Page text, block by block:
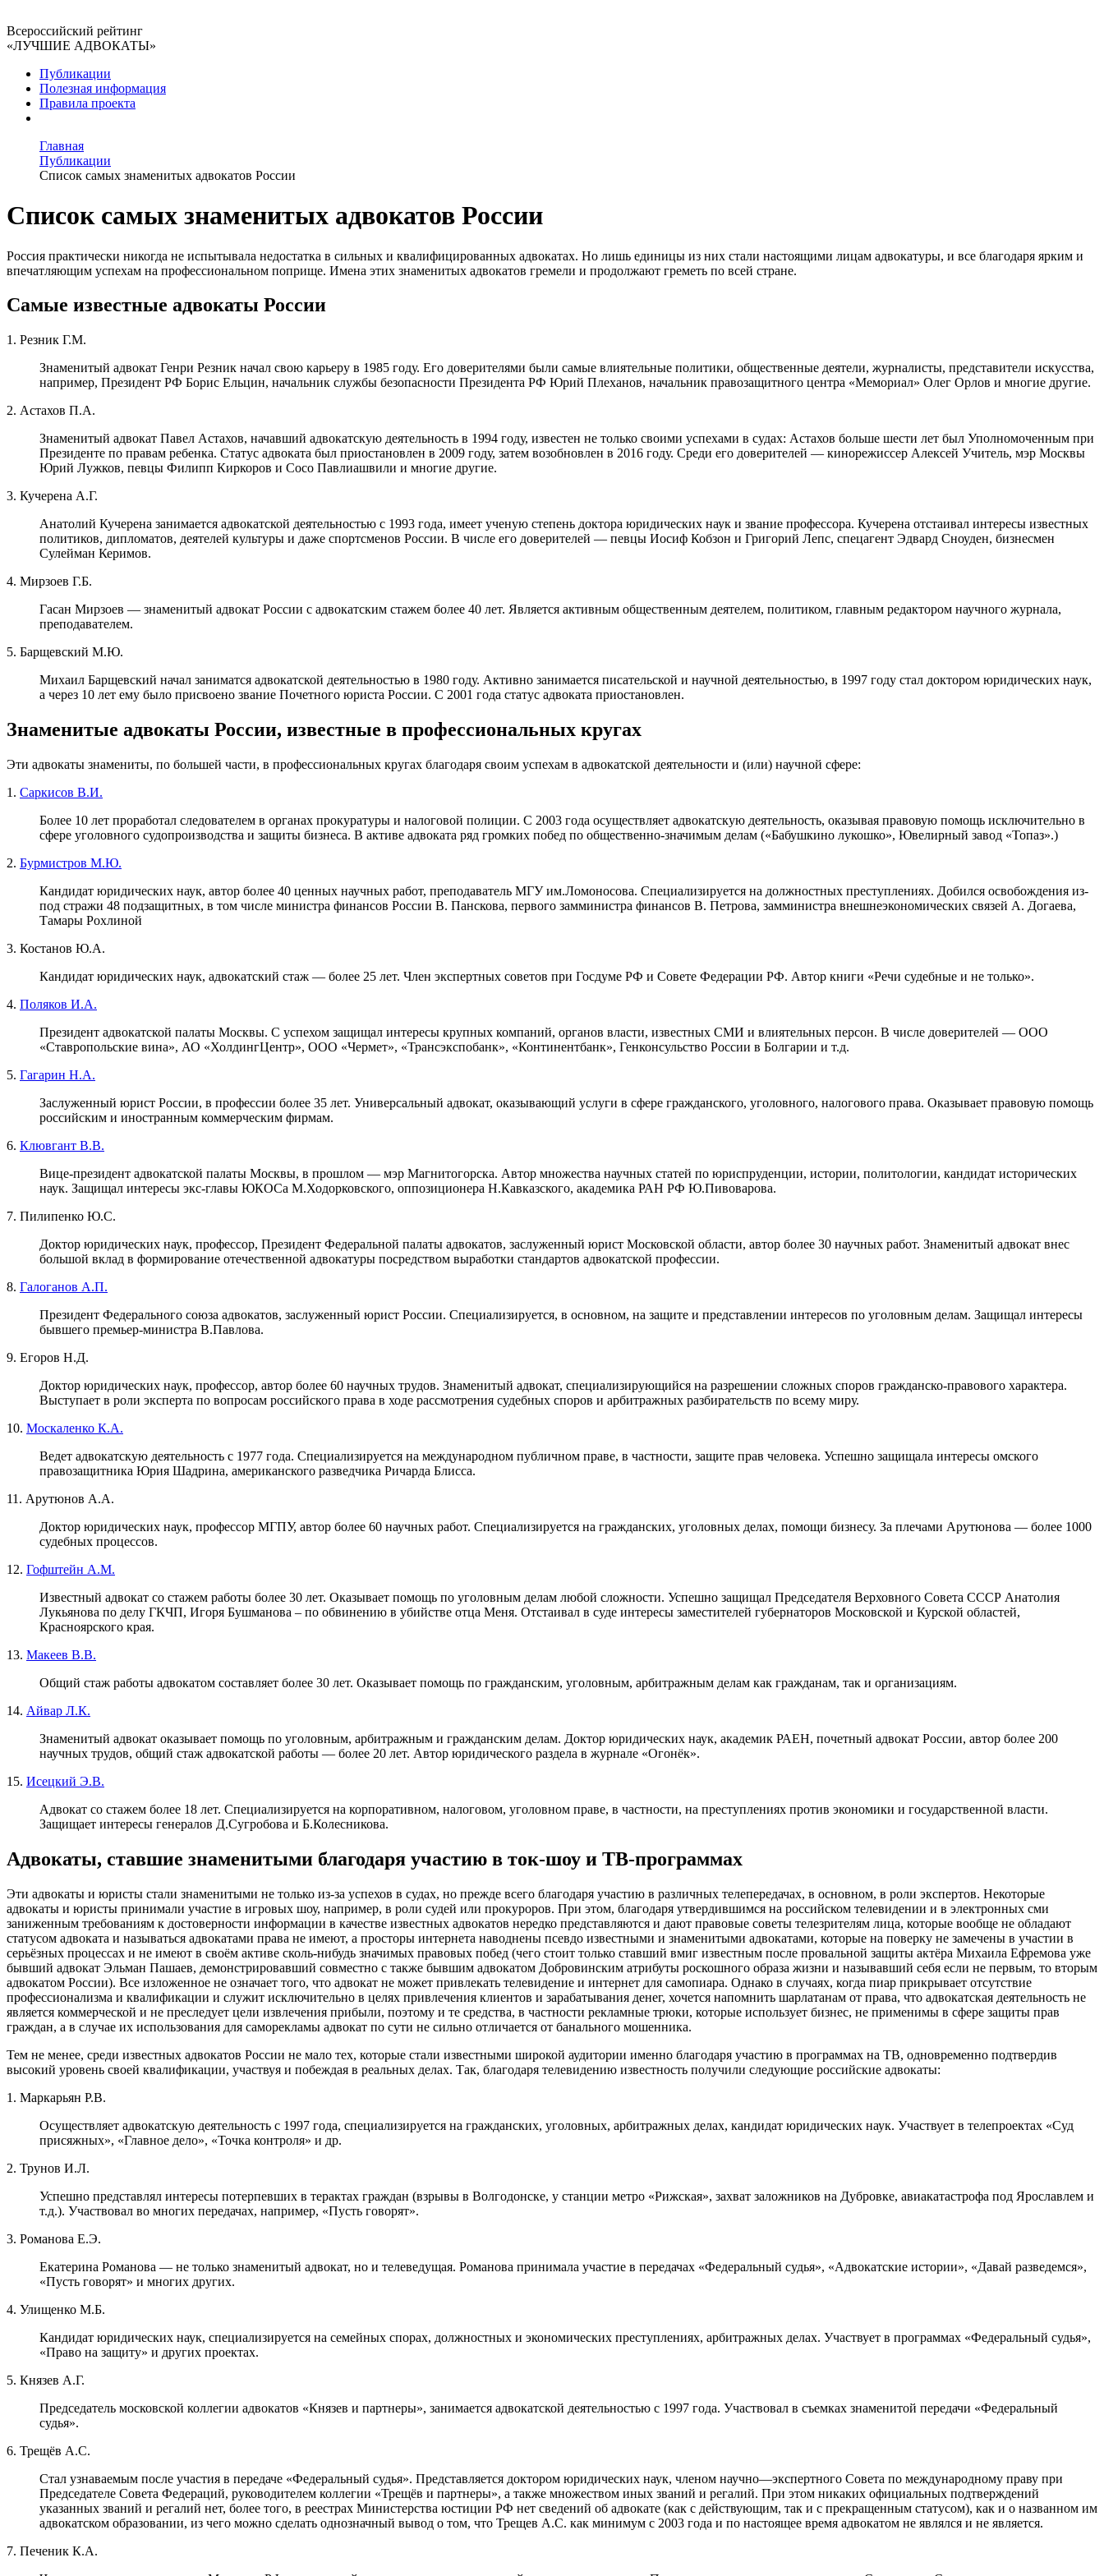
Всероссийский рейтинг
«ЛУЧШИЕ АДВОКАТЫ»
Публикации
Полезная информация
Правила проекта
Главная
Публикации
Список самых знаменитых адвокатов России
Список самых знаменитых адвокатов России
Россия практически никогда не испытывала недостатка в сильных и квалифицированных адвокатах. Но лишь единицы из них стали настоящими лицам адвокатуры, и все благодаря ярким и
впечатляющим успехам на профессиональном поприще. Имена этих знаменитых адвокатов гремели и продолжают греметь по всей стране.
Самые известные адвокаты России
1. Резник Г.М.
Знаменитый адвокат Генри Резник начал свою карьеру в 1985 году. Его доверителями были самые влиятельные политики, общественные деятели, журналисты, представители искусства,
например, Президент РФ Борис Ельцин, начальник службы безопасности Президента РФ Юрий Плеханов, начальник правозащитного центра «Мемориал» Олег Орлов и многие другие.
2. Астахов П.А.
Знаменитый адвокат Павел Астахов, начавший адвокатскую деятельность в 1994 году, известен не только своими успехами в судах: Астахов больше шести лет был Уполномоченным при
Президенте по правам ребенка. Статус адвоката был приостановлен в 2009 году, затем возобновлен в 2016 году. Среди его доверителей — кинорежиссер Алексей Учитель, мэр Москвы
Юрий Лужков, певцы Филипп Киркоров и Сосо Павлиашвили и многие другие.
3. Кучерена А.Г.
Анатолий Кучерена занимается адвокатской деятельностью с 1993 года, имеет ученую степень доктора юридических наук и звание профессора. Кучерена отстаивал интересы известных
политиков, дипломатов, деятелей культуры и даже спортсменов России. В числе его доверителей — певцы Иосиф Кобзон и Григорий Лепс, спецагент Эдвард Сноуден, бизнесмен
Сулейман Керимов.
4. Мирзоев Г.Б.
Гасан Мирзоев — знаменитый адвокат России с адвокатским стажем более 40 лет. Является активным общественным деятелем, политиком, главным редактором научного журнала,
преподавателем.
5. Барщевский М.Ю.
Михаил Барщевский начал заниматся адвокатской деятельностью в 1980 году. Активно занимается писательской и научной деятельностью, в 1997 году стал доктором юридических наук,
а через 10 лет ему было присвоено звание Почетного юриста России. С 2001 года статус адвоката приостановлен.
Знаменитые адвокаты России, известные в профессиональных кругах
Эти адвокаты знамениты, по большей части, в профессиональных кругах благодаря своим успехам в адвокатской деятельности и (или) научной сфере:
1. Саркисов В.И.
Более 10 лет проработал следователем в органах прокуратуры и налоговой полиции. С 2003 года осуществляет адвокатскую деятельность, оказывая правовую помощь исключительно в
сфере уголовного судопроизводства и защиты бизнеса. В активе адвоката ряд громких побед по общественно-значимым делам («Бабушкино лукошко», Ювелирный завод «Топаз».)
2. Бурмистров М.Ю.
Кандидат юридических наук, автор более 40 ценных научных работ, преподаватель МГУ им.Ломоносова. Специализируется на должностных преступлениях. Добился освобождения из-
под стражи 48 подзащитных, в том числе министра финансов России В. Панскова, первого замминистра финансов В. Петрова, замминистра внешнеэкономических связей А. Догаева,
Тамары Рохлиной
3. Костанов Ю.А.
Кандидат юридических наук, адвокатский стаж — более 25 лет. Член экспертных советов при Госдуме РФ и Совете Федерации РФ. Автор книги «Речи судебные и не только».
4. Поляков И.А.
Президент адвокатской палаты Москвы. С успехом защищал интересы крупных компаний, органов власти, известных СМИ и влиятельных персон. В числе доверителей — ООО
«Ставропольские вина», АО «ХолдингЦентр», ООО «Чермет», «Трансэкспобанк», «Континентбанк», Генконсульство России в Болгарии и т.д.
5. Гагарин Н.А.
Заслуженный юрист России, в профессии более 35 лет. Универсальный адвокат, оказывающий услуги в сфере гражданского, уголовного, налогового права. Оказывает правовую помощь
российским и иностранным коммерческим фирмам.
6. Клювгант В.В.
Вице-президент адвокатской палаты Москвы, в прошлом — мэр Магнитогорска. Автор множества научных статей по юриспруденции, истории, политологии, кандидат исторических
наук. Защищал интересы экс-главы ЮКОСа М.Ходорковского, оппозиционера Н.Кавказского, академика РАН РФ Ю.Пивоварова.
7. Пилипенко Ю.С.
Доктор юридических наук, профессор, Президент Федеральной палаты адвокатов, заслуженный юрист Московской области, автор более 30 научных работ. Знаменитый адвокат внес
большой вклад в формирование отечественной адвокатуры посредством выработки стандартов адвокатской профессии.
8. Галоганов А.П.
Президент Федерального союза адвокатов, заслуженный юрист России. Специализируется, в основном, на защите и представлении интересов по уголовным делам. Защищал интересы
бывшего премьер-министра В.Павлова.
9. Егоров Н.Д.
Доктор юридических наук, профессор, автор более 60 научных трудов. Знаменитый адвокат, специализирующийся на разрешении сложных споров гражданско-правового характера.
Выступает в роли эксперта по вопросам российского права в ходе рассмотрения судебных споров и арбитражных разбирательств по всему миру.
10. Москаленко К.А.
Ведет адвокатскую деятельность с 1977 года. Специализируется на международном публичном праве, в частности, защите прав человека. Успешно защищала интересы омского
правозащитника Юрия Шадрина, американского разведчика Ричарда Блисса.
11. Арутюнов А.А.
Доктор юридических наук, профессор МГПУ, автор более 60 научных работ. Специализируется на гражданских, уголовных делах, помощи бизнесу. За плечами Арутюнова — более 1000
судебных процессов.
12. Гофштейн А.М.
Известный адвокат со стажем работы более 30 лет. Оказывает помощь по уголовным делам любой сложности. Успешно защищал Председателя Верховного Совета СССР Анатолия
Лукьянова по делу ГКЧП, Игоря Бушманова – по обвинению в убийстве отца Меня. Отстаивал в суде интересы заместителей губернаторов Московской и Курской областей,
Красноярского края.
13. Макеев В.В.
Общий стаж работы адвокатом составляет более 30 лет. Оказывает помощь по гражданским, уголовным, арбитражным делам как гражданам, так и организациям.
14. Айвар Л.К.
Знаменитый адвокат оказывает помощь по уголовным, арбитражным и гражданским делам. Доктор юридических наук, академик РАЕН, почетный адвокат России, автор более 200
научных трудов, общий стаж адвокатской работы — более 20 лет. Автор юридического раздела в журнале «Огонёк».
15. Исецкий Э.В.
Адвокат со стажем более 18 лет. Специализируется на корпоративном, налоговом, уголовном праве, в частности, на преступлениях против экономики и государственной власти.
Защищает интересы генералов Д.Сугробова и Б.Колесникова.
Адвокаты, ставшие знаменитыми благодаря участию в ток-шоу и ТВ-программах
Эти адвокаты и юристы стали знаменитыми не только из-за успехов в судах, но прежде всего благодаря участию в различных телепередачах, в основном, в роли экспертов. Некоторые
адвокаты и юристы принимали участие в игровых шоу, например, в роли судей или прокуроров. При этом, благодаря утвердившимся на российском телевидении и в электронных сми
заниженным требованиям к достоверности информации в качестве известных адвокатов нередко представляются и дают правовые советы телезрителям лица, которые вообще не обладают
статусом адвоката и называться адвокатами права не имеют, а просторы интернета наводнены псевдо известными и знаменитыми адвокатами, которые на поверку не замечены в участии в
серьёзных процессах и не имеют в своём активе сколь-нибудь значимых правовых побед (чего стоит только ставший вмиг известным после провальной защиты актёра Михаила Ефремова уже
бывший адвокат Эльман Пашаев, демонстрировавший совместно с также бывшим адвокатом Добровинским атрибуты роскошного образа жизни и называвший себя если не первым, то вторым
адвокатом России). Все изложенное не означает того, что адвокат не может привлекать телевидение и интернет для самопиара. Однако в случаях, когда пиар прикрывает отсутствие
профессионализма и квалификации и служит исключительно в целях привлечения клиентов и зарабатывания денег, хочется напомнить шарлатанам от права, что адвокатская деятельность не
является коммерческой и не преследует цели извлечения прибыли, поэтому и те средства, в частности рекламные трюки, которые использует бизнес, не применимы в сфере защиты прав
граждан, а в случае их использования для саморекламы адвокат по сути не сильно отличается от банального мошенника.
Тем не менее, среди известных адвокатов России не мало тех, которые стали известными широкой аудитории именно благодаря участию в программах на ТВ, одновременно подтвердив
высокий уровень своей квалификации, участвуя и побеждая в реальных делах. Так, благодаря телевидению известность получили следующие российские адвокаты:
1. Маркарьян Р.В.
Осуществляет адвокатскую деятельность с 1997 года, специализируется на гражданских, уголовных, арбитражных делах, кандидат юридических наук. Участвует в телепроектах «Суд
присяжных», «Главное дело», «Точка контроля» и др.
2. Трунов И.Л.
Успешно представлял интересы потерпевших в терактах граждан (взрывы в Волгодонске, у станции метро «Рижская», захват заложников на Дубровке, авиакатастрофа под Ярославлем и
т.д.). Участвовал во многих передачах, например, «Пусть говорят».
3. Романова Е.Э.
Екатерина Романова — не только знаменитый адвокат, но и телеведущая. Романова принимала участие в передачах «Федеральный судья», «Адвокатские истории», «Давай разведемся»,
«Пусть говорят» и многих других.
4. Улищенко М.Б.
Кандидат юридических наук, специализируется на семейных спорах, должностных и экономических преступлениях, арбитражных делах. Участвует в программах «Федеральный судья»,
«Право на защиту» и других проектах.
5. Князев А.Г.
Председатель московской коллегии адвокатов «Князев и партнеры», занимается адвокатской деятельностью с 1997 года. Участвовал в съемках знаменитой передачи «Федеральный
судья».
6. Трещёв А.С.
Стал узнаваемым после участия в передаче «Федеральный судья». Представляется доктором юридических наук, членом научно—экспертного Совета по международному праву при
Председателе Совета Федераций, руководителем коллегии «Трещёв и партнеры», а также множеством иных званий и регалий. При этом никаких официальных подтверждений
указанных званий и регалий нет, более того, в реестрах Министерства юстиции РФ нет сведений об адвокате (как с действующим, так и с прекращенным статусом), как и о названном им
адвокатском образовании, из чего можно сделать однозначный вывод о том, что Трещев А.С. как минимум с 2003 года и по настоящее время адвокатом не являлся и не является.
7. Печеник К.А.